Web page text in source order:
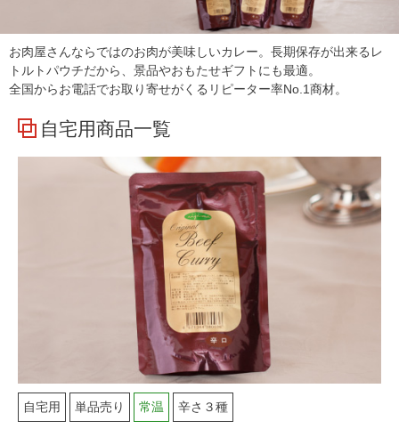
お肉屋さんならではのお肉が美味しいカレー。長期保存が出来るレ
トルトパウチだから、景品やおもたせギフトにも最適。
全国からお電話でお取り寄せがくるリピーター率No.1商材。
自宅用商品一覧
自宅用 単品売り 常温 辛さ３種